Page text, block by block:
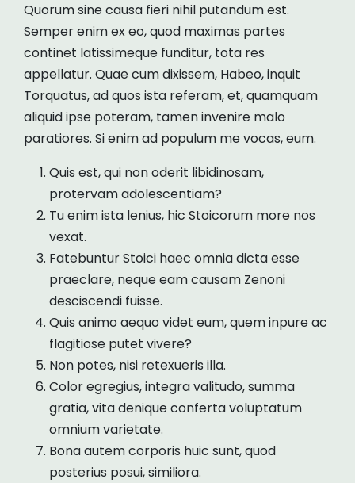
Quorum sine causa fieri nihil putandum est.
Semper enim ex eo, quod maximas partes
continet latissimeque funditur, tota res
appellatur. Quae cum dixissem, Habeo, inquit
Torquatus, ad quos ista referam, et, quamquam
aliquid ipse poteram, tamen invenire malo
paratiores. Si enim ad populum me vocas, eum.
Quis est, qui non oderit libidinosam,
protervam adolescentiam?
Tu enim ista lenius, hic Stoicorum more nos
vexat.
Fatebuntur Stoici haec omnia dicta esse
praeclare, neque eam causam Zenoni
desciscendi fuisse.
Quis animo aequo videt eum, quem inpure ac
flagitiose putet vivere?
Non potes, nisi retexueris illa.
Color egregius, integra valitudo, summa
gratia, vita denique conferta voluptatum
omnium varietate.
Bona autem corporis huic sunt, quod
posterius posui, similiora.